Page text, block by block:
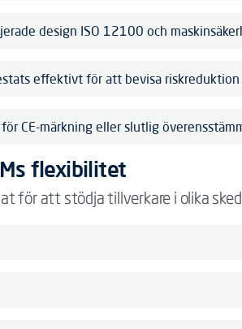
design ISO 12100 och
effektivt för att bevisa
CE-märkning eller slutlig
flexibilitet
för att stödja tillverkare i olika